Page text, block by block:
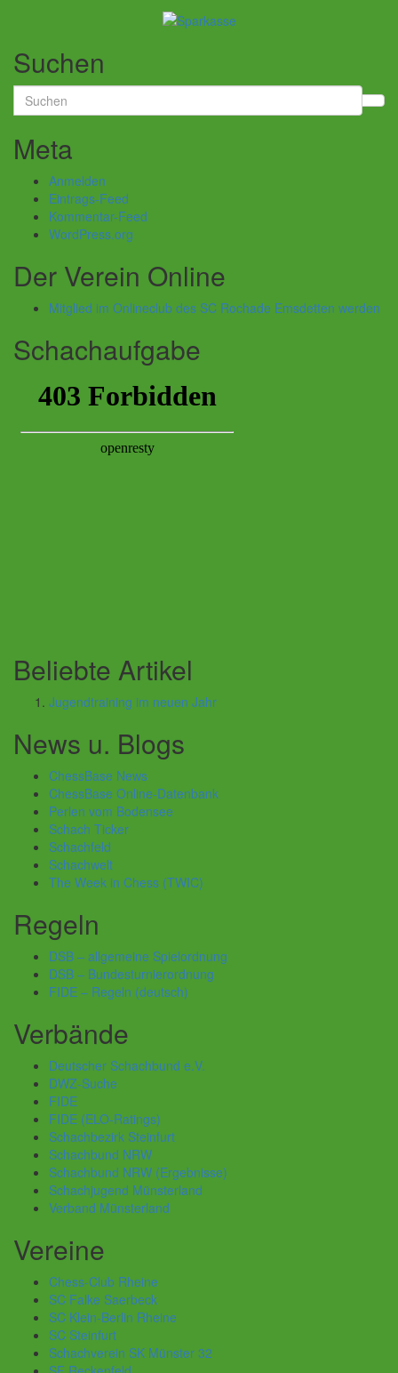
Suchen
Search
for:
Meta
Anmelden
Eintrags-Feed
Kommentar-Feed
WordPress.org
Der Verein Online
Mitglied im Onlineclub des SC Rochade Emsdetten werden
Schachaufgabe
Beliebte Artikel
Jugendtraining im neuen Jahr
News u. Blogs
ChessBase News
ChessBase Online-Datenbank
Perlen vom Bodensee
Schach Ticker
Schachfeld
Schachwelt
The Week in Chess (TWIC)
Regeln
DSB – allgemeine Spielordnung
DSB – Bundesturnierordnung
FIDE – Regeln (deutsch)
Verbände
Deutscher Schachbund e.V.
DWZ-Suche
FIDE
FIDE (ELO-Ratings)
Schachbezirk Steinfurt
Schachbund NRW
Schachbund NRW (Ergebnisse)
Schachjugend Münsterland
Verband Münsterland
Vereine
Chess-Club Rheine
SC Falke Saerbeck
SC Klein-Berlin Rheine
SC Steinfurt
Schachverein SK Münster 32